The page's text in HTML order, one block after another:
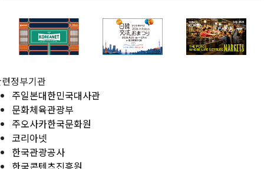
정부기관
주일본대한민국대사관
문화체육관광부
주오사카한국문화원
코리아넷
한국관광공사
한국콘텐츠진흥원